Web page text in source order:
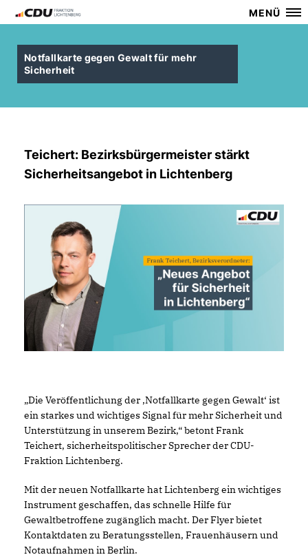
MENÜ
Notfallkarte gegen Gewalt für mehr
Sicherheit
Teichert: Bezirksbürgermeister stärkt
Sicherheitsangebot in Lichtenberg
Die Veröffentlichung der ‚Notfallkarte gegen Gewalt‘ ist
ein starkes und wichtiges Signal für mehr Sicherheit und
Unterstützung in unserem Bezirk,“ betont Frank
Teichert, sicherheitspolitischer Sprecher der CDU-
Fraktion Lichtenberg.
Mit der neuen Notfallkarte hat Lichtenberg ein wichtiges
Instrument geschaffen, das schnelle Hilfe für
Gewaltbetroffene zugänglich macht. Der Flyer bietet
Kontaktdaten zu Beratungsstellen, Frauenhäusern und
Notaufnahmen in Berlin.